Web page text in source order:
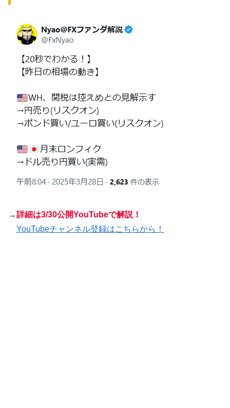
→詳細は3/30公開YouTubeで解説！
YouTubeチャンネル登録はこちらから！